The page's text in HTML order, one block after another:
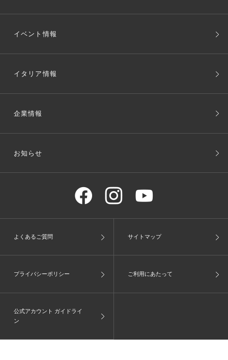
イベント情報
イタリア情報
企業情報
お知らせ
よくあるご質問 サイトマップ
プライバシーポリシー ご利用にあたって
公式アカウント ガイドライ
ン